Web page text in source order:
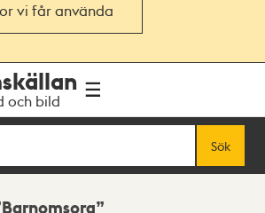
vi får använda
och bild
Sök
Barnomsorg